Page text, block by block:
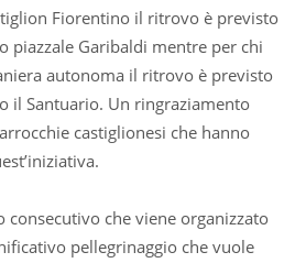
Fiorentino il ritrovo è previsto
piazzale Garibaldi mentre per chi
autonoma il ritrovo è previsto
il Santuario. Un ringraziamento
castiglionesi che hanno
consecutivo che viene organizzato
pellegrinaggio che vuole